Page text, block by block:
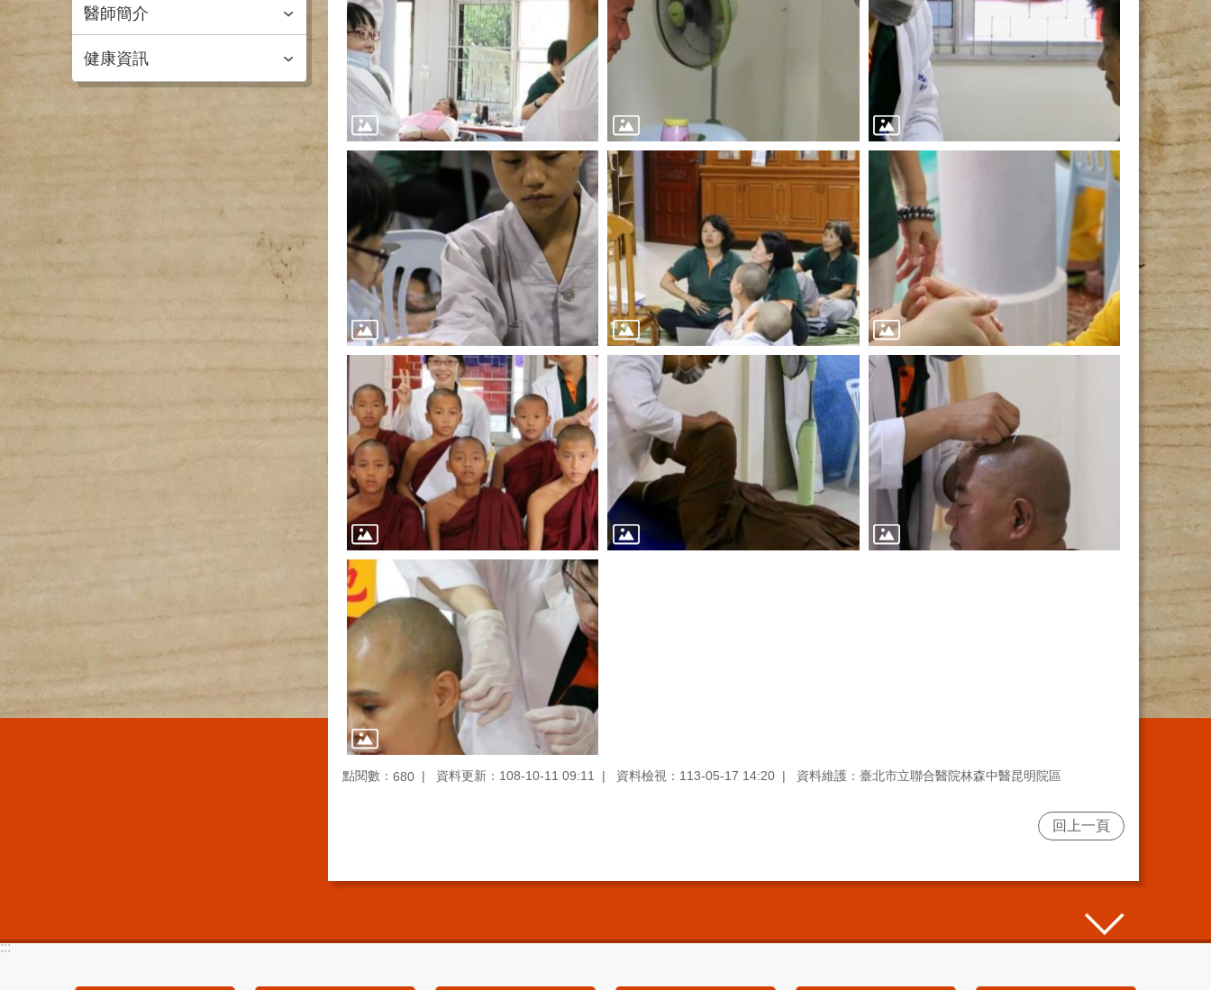
醫師簡介
健康資訊
點閱數： 680 資料更新：108-10-11 09:11 資料檢視：113-05-17 14:20 資料維護：臺北市立聯合醫院林森中醫昆明院區
回上一頁
:::